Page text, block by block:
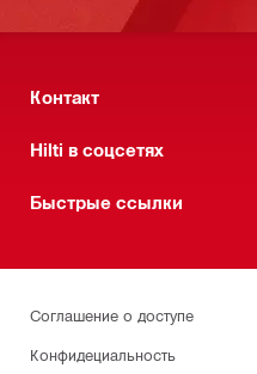
Контакт
Hilti в соцсетях
Быстрые ссылки
Соглашение о доступе
Конфидециальность